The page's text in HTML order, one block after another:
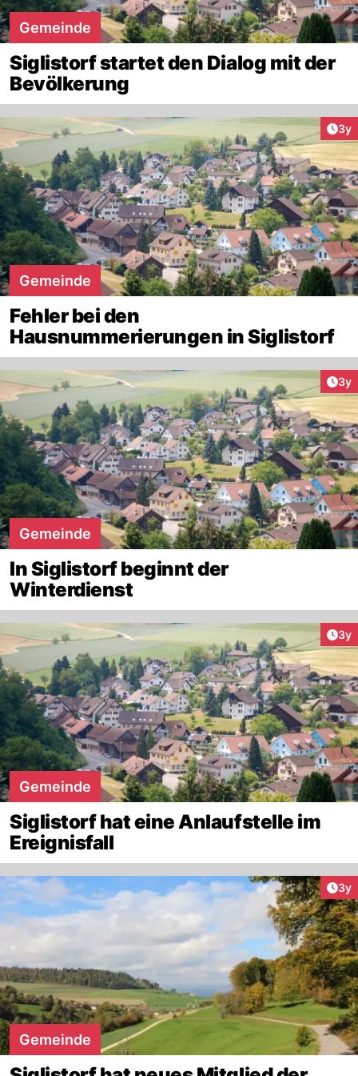
Gemeinde
Siglistorf startet den Dialog mit der
Bevölkerung
3y
Gemeinde
Fehler bei den
Hausnummerierungen in Siglistorf
3y
Gemeinde
In Siglistorf beginnt der
Winterdienst
3y
Gemeinde
Siglistorf hat eine Anlaufstelle im
Ereignisfall
3y
Gemeinde